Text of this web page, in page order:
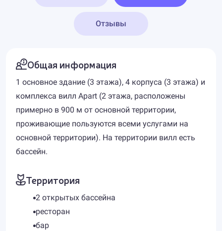
Отзывы
Общая информация
1 основное здание (3 этажа), 4 корпуса (3 этажа) и
комплекса вилл Apart (2 этажа, расположены
примерно в 900 м от основной территории,
проживающие пользуются всеми услугами на
основной территории). На территории вилл есть
бассейн.
Территория
2 открытых бассейна
ресторан
бар